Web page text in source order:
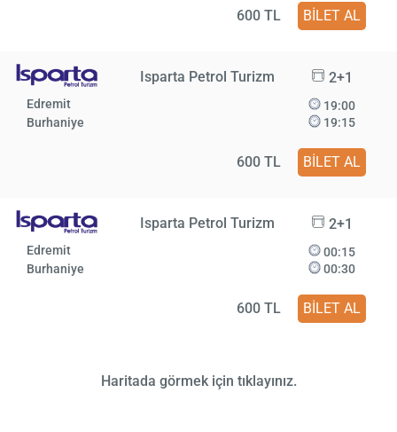
600 TL BİLET AL
Isparta Petrol Turizm 2+1
Edremit
Burhaniye
19:00
19:15
600 TL BİLET AL
Isparta Petrol Turizm 2+1
Edremit
Burhaniye
00:15
00:30
600 TL BİLET AL
Haritada görmek için tıklayınız.